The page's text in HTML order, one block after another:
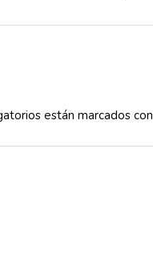
están marcados con